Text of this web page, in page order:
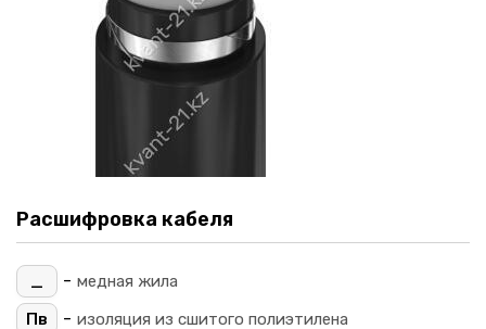
Расшифровка кабеля
_ - медная жила
Пв
- изоляция из сшитого полиэтилена